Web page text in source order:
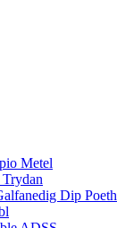
Metel
Dip Poeth